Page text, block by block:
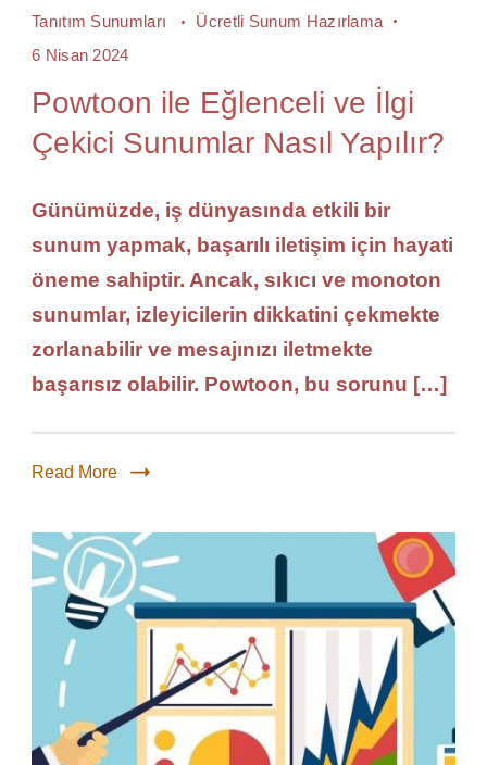
Tanıtım Sunumları
Ücretli Sunum Hazırlama
6 Nisan 2024
Powtoon ile Eğlenceli ve İlgi
Çekici Sunumlar Nasıl Yapılır?
Günümüzde, iş dünyasında etkili bir
sunum yapmak, başarılı iletişim için hayati
öneme sahiptir. Ancak, sıkıcı ve monoton
sunumlar, izleyicilerin dikkatini çekmekte
zorlanabilir ve mesajınızı iletmekte
başarısız olabilir. Powtoon, bu sorunu […]
Read More